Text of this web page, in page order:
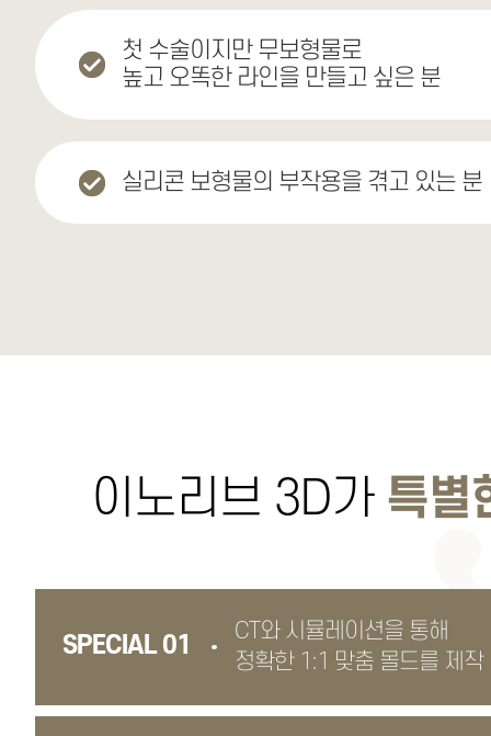
첫 수술이지만 무보형물로
높고 오똑한 라인을 만들고 싶은 분
실리콘 보형물의 부작용을 겪고 있는 분
이노리브 3D가 특별
SPECIAL 01
CT와 시뮬레이션을 통해
정확한 1:1 맞춤 몰드를 제작